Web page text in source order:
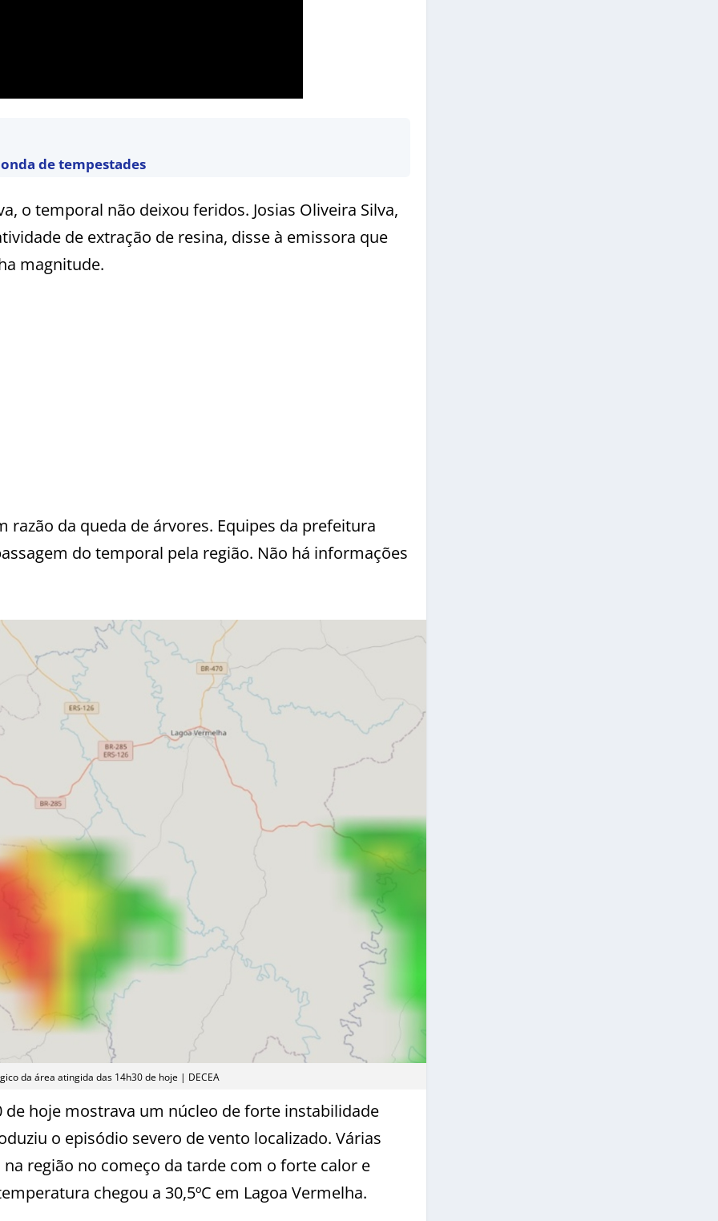
de tempestades
o temporal não deixou feridos. Josias Oliveira Silva,
de extração de resina, disse à emissora que
magnitude.
da queda de árvores. Equipes da prefeitura
do temporal pela região. Não há informações
da área atingida das 14h30 de hoje | DECEA
hoje mostrava um núcleo de forte instabilidade
o episódio severo de vento localizado. Várias
região no começo da tarde com o forte calor e
chegou a 30,5ºC em Lagoa Vermelha.